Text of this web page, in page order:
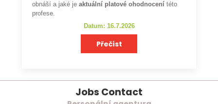
obnáší a jaké je aktuální platové ohodnocení této
profese.
Datum: 16.7.2026
Přečíst
Jobs Contact